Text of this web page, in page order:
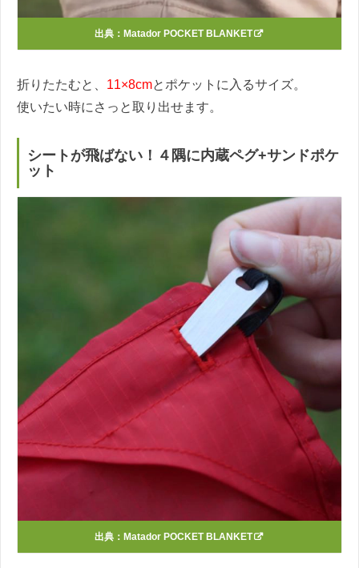
出典： Matador POCKET BLANKET
折りたたむと、 11×8cmとポケットに入るサイズ。
使いたい時にさっと取り出せます。
シートが飛ばない！４隅に内蔵ペグ+サンドポケ
ット
出典： Matador POCKET BLANKET